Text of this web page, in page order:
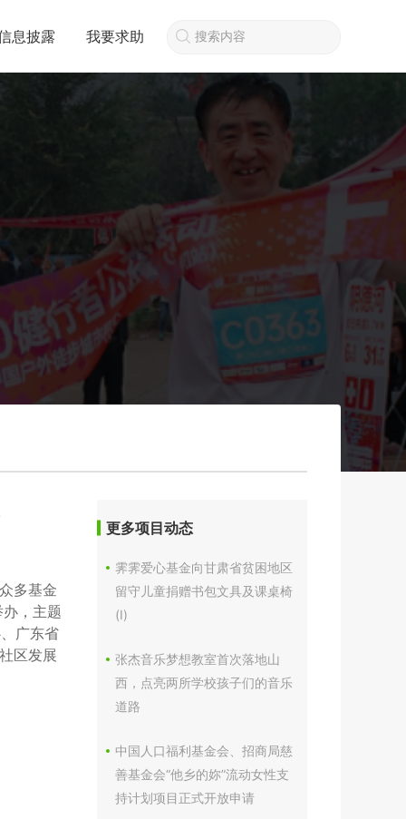
息披露 我要求助
多基金
，主题
广东省
区发展
更多项目动态
霁霁爱心基金向甘肃省贫困地区
留守儿童捐赠书包文具及课桌椅
(I)
张杰音乐梦想教室首次落地山
西，点亮两所学校孩子们的音乐
道路
中国人口福利基金会、招商局慈
善基金会“他乡的妳”流动女性支
持计划项目正式开放申请